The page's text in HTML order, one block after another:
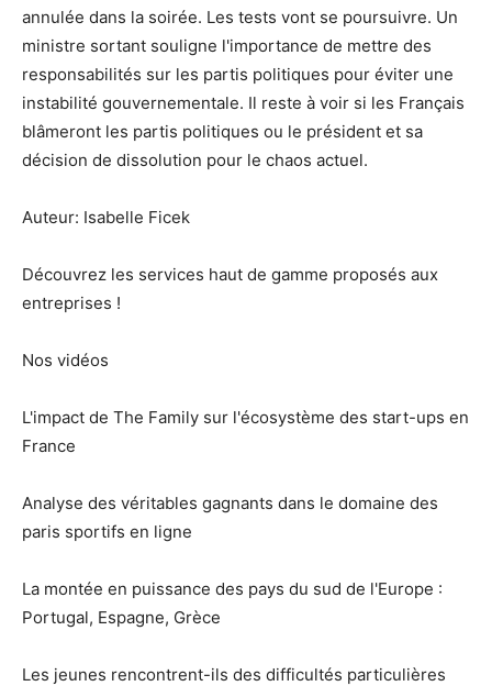
annulée dans la soirée. Les tests vont se poursuivre. Un
ministre sortant souligne l'importance de mettre des
responsabilités sur les partis politiques pour éviter une
instabilité gouvernementale. Il reste à voir si les Français
blâmeront les partis politiques ou le président et sa
décision de dissolution pour le chaos actuel.
Auteur: Isabelle Ficek
Découvrez les services haut de gamme proposés aux
entreprises !
Nos vidéos
L'impact de The Family sur l'écosystème des start-ups en
France
Analyse des véritables gagnants dans le domaine des
paris sportifs en ligne
La montée en puissance des pays du sud de l'Europe :
Portugal, Espagne, Grèce
Les jeunes rencontrent-ils des difficultés particulières